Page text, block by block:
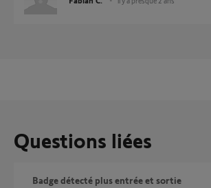
Questions liées
Badge détecté plus entrée et sortie